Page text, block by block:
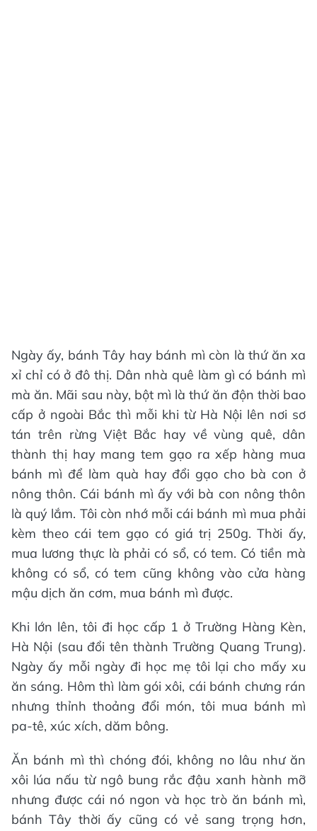
Ngày ấy, bánh Tây hay bánh mì còn là thứ ăn xa
xỉ chỉ có ở đô thị. Dân nhà quê làm gì có bánh mì
mà ăn. Mãi sau này, bột mì là thứ ăn độn thời bao
cấp ở ngoài Bắc thì mỗi khi từ Hà Nội lên nơi sơ
tán trên rừng Việt Bắc hay về vùng quê, dân
thành thị hay mang tem gạo ra xếp hàng mua
bánh mì để làm quà hay đổi gạo cho bà con ở
nông thôn. Cái bánh mì ấy với bà con nông thôn
là quý lắm. Tôi còn nhớ mỗi cái bánh mì mua phải
kèm theo cái tem gạo có giá trị 250g. Thời ấy,
mua lương thực là phải có sổ, có tem. Có tiền mà
không có sổ, có tem cũng không vào cửa hàng
mậu dịch ăn cơm, mua bánh mì được.
Khi lớn lên, tôi đi học cấp 1 ở Trường Hàng Kèn,
Hà Nội (sau đổi tên thành Trường Quang Trung).
Ngày ấy mỗi ngày đi học mẹ tôi lại cho mấy xu
ăn sáng. Hôm thì làm gói xôi, cái bánh chưng rán
nhưng thỉnh thoảng đổi món, tôi mua bánh mì
pa-tê, xúc xích, dăm bông.
Ăn bánh mì thì chóng đói, không no lâu như ăn
xôi lúa nấu từ ngô bung rắc đậu xanh hành mỡ
nhưng được cái nó ngon và học trò ăn bánh mì,
bánh Tây thời ấy cũng có vẻ sang trọng hơn,